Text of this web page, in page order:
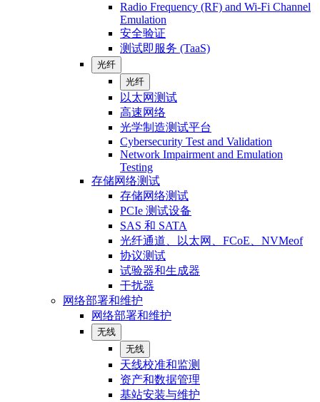
Radio Frequency (RF) and Wi-Fi Channel
Emulation
安全验证
测试即服务 (TaaS)
光纤
光纤
以太网测试
高速网络
光学制造测试平台
Cybersecurity Test and Validation
Network Impairment and Emulation
Testing
存储网络测试
存储网络测试
PCIe 测试设备
SAS 和 SATA
光纤通道、以太网、FCoE、NVMeof
协议测试
试验器和生成器
干扰器
网络部署和维护
网络部署和维护
无线
无线
天线校准和监测
资产和数据管理
基站安装与维护